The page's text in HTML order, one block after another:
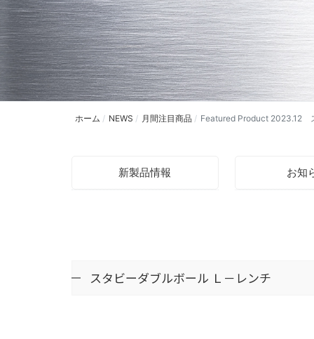
ホーム NEWS 月間注目商品 Featured Product 2023.12
新製品情報 お知
スタビーダブルボール Ｌ－レンチ